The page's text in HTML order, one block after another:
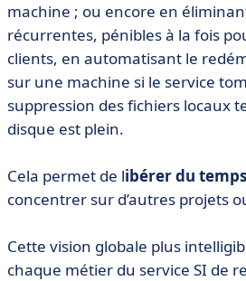
machine ; ou encore en
récurrentes, pénibles à la fois
clients, en automatisant le
sur une machine si le service
suppression des fichiers locaux
disque est plein.
Cela permet de libérer du
concentrer sur d’autres projets
Cette vision globale plus
chaque métier du service SI de